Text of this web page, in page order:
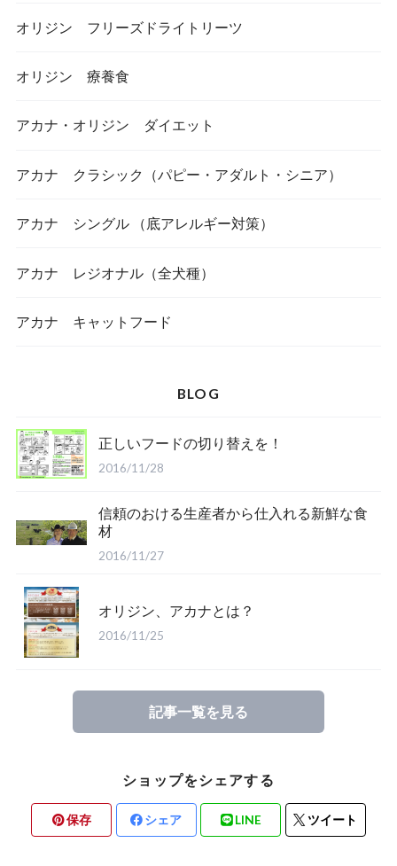
オリジン フリーズドライトリーツ
オリジン 療養食
アカナ・オリジン ダイエット
アカナ クラシック（パピー・アダルト・シニア）
アカナ シングル （底アレルギー対策）
アカナ レジオナル（全犬種）
アカナ キャットフード
BLOG
正しいフードの切り替えを！
2016/11/28
信頼のおける生産者から仕入れる新鮮な食
材
2016/11/27
オリジン、アカナとは？
2016/11/25
記事一覧を見る
ショップをシェアする
保存 シェア LINE ツイート